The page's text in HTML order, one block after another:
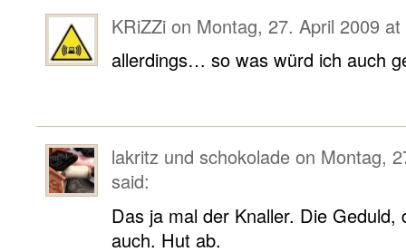
KRiZZi on Montag, 27. April 2009
allerdings… so was würd ich auch
lakritz und schokolade on Montag,
said:
Das ja mal der Knaller. Die
auch. Hut ab.